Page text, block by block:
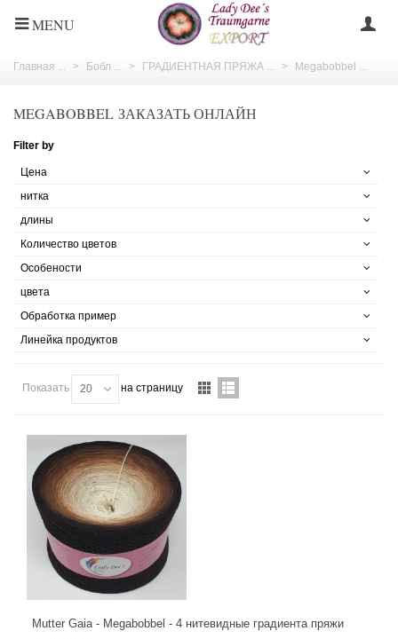
MENU
Главная ... > Бобл ... > ГРАДИЕНТНАЯ ПРЯЖА ... > Megabobbel ...
MEGABOBBEL ЗАКАЗАТЬ ОНЛАЙН
Filter by
Цена
нитка
длины
Количество цветов
Особености
цвета
Обработка пример
Линейка продуктов
Показать 20 на страницу
Mutter Gaia - Megabobbel - 4 нитевидные градиента пряжи